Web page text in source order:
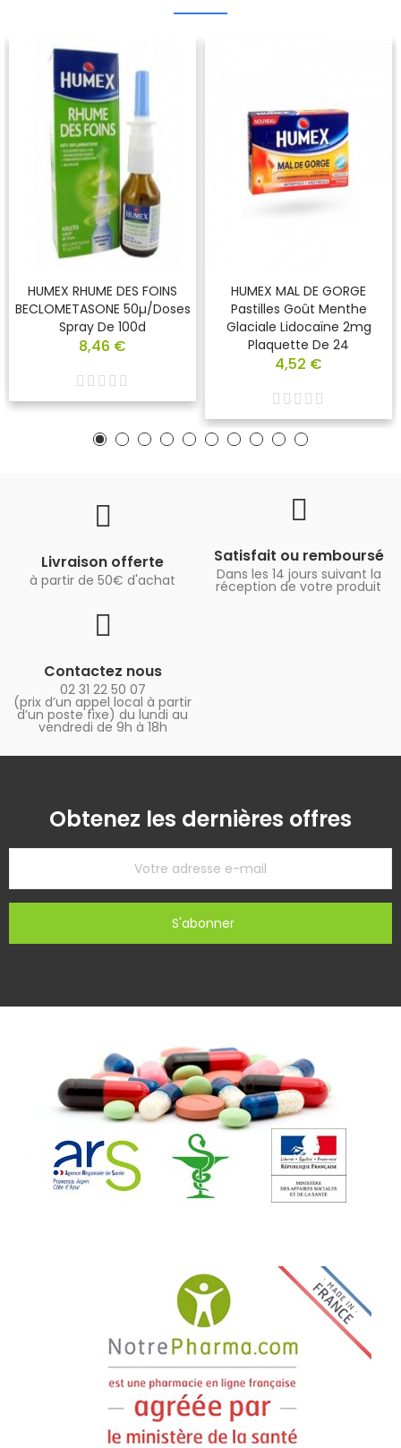
HUMEX RHUME DES FOINS
BECLOMETASONE 50µ/doses
Spray De 100d
8,46 €
HUMEX MAL DE GORGE
Pastilles Goût Menthe
Glaciale Lidocaïne 2mg
Plaquette De 24
4,52 €
Livraison offerte
à partir de 50€ d'achat
Satisfait ou remboursé
Dans les 14 jours suivant la
réception de votre produit
Contactez nous
02 31 22 50 07
(prix d’un appel local à partir
d’un poste fixe) du lundi au
vendredi de 9h à 18h
Obtenez les dernières offres
S'abonner